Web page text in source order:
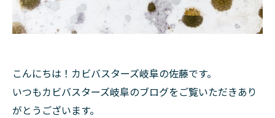
こんにちは！カビバスターズ岐阜の佐藤です。
いつもカビバスターズ岐阜のブログをご覧いただきあり
がとうございます。